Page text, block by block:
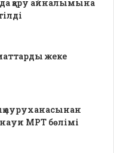
қару айналымына
жеке
ауруханасынан
МРТ бөлімі